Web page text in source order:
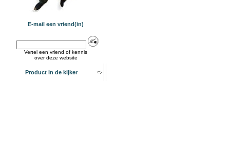
E-mail een vriend(in)
Vertel een vriend of kennis
over deze website
Product in de kijker